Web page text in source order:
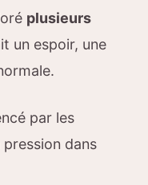
plusieurs
un espoir, une
par les
dans